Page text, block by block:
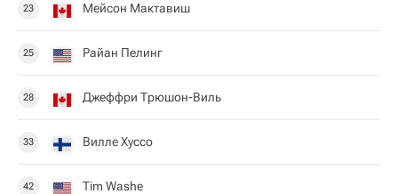
23 Мейсон Мактавиш
25 Райан Пелинг
28 Джеффри Трюшон-Виль
33 Вилле Хуссо
42 Tim Washe